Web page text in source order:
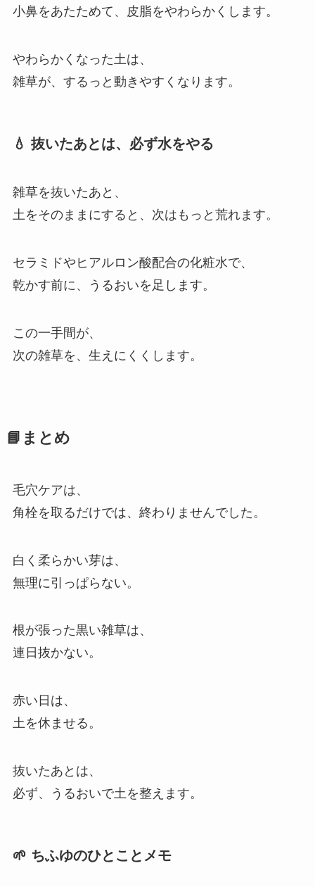
小鼻をあたためて、皮脂をやわらかくします。
やわらかくなった土は、
雑草が、するっと動きやすくなります。
💧 抜いたあとは、必ず水をやる
雑草を抜いたあと、
土をそのままにすると、次はもっと荒れます。
セラミドやヒアルロン酸配合の化粧水で、
乾かす前に、うるおいを足します。
この一手間が、
次の雑草を、生えにくくします。
📘まとめ
毛穴ケアは、
角栓を取るだけでは、終わりませんでした。
白く柔らかい芽は、
無理に引っぱらない。
根が張った黒い雑草は、
連日抜かない。
赤い日は、
土を休ませる。
抜いたあとは、
必ず、うるおいで土を整えます。
🌱 ちふゆのひとことメモ